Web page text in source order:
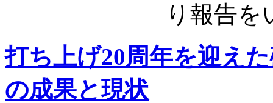
り報告を
打ち上げ20周年を迎え
の成果と現状